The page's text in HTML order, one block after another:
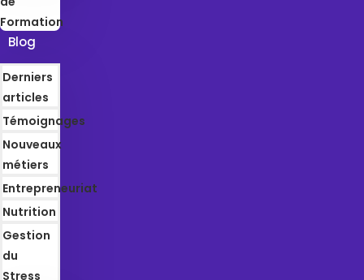
Formation
Blog
Derniers
articles
Témoignages
Nouveaux
métiers
Entrepreneuriat
Nutrition
Gestion
du
Stress